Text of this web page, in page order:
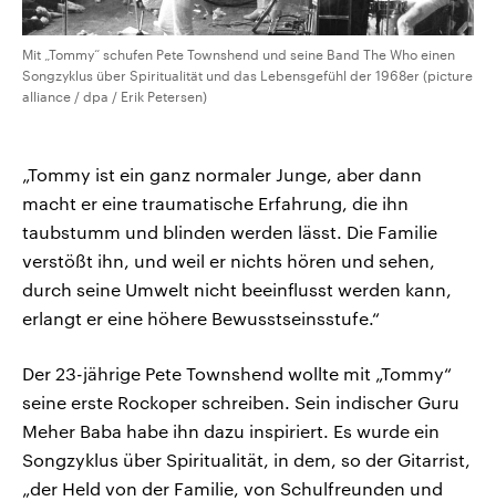
Mit „Tommy“ schufen Pete Townshend und seine Band The Who einen
Songzyklus über Spiritualität und das Lebensgefühl der 1968er (picture
alliance / dpa / Erik Petersen)
„Tommy ist ein ganz normaler Junge, aber dann
macht er eine traumatische Erfahrung, die ihn
taubstumm und blinden werden lässt. Die Familie
verstößt ihn, und weil er nichts hören und sehen,
durch seine Umwelt nicht beeinflusst werden kann,
erlangt er eine höhere Bewusstseinsstufe.“
Der 23-jährige Pete Townshend wollte mit „Tommy“
seine erste Rockoper schreiben. Sein indischer Guru
Meher Baba habe ihn dazu inspiriert. Es wurde ein
Songzyklus über Spiritualität, in dem, so der Gitarrist,
„der Held von der Familie, von Schulfreunden und